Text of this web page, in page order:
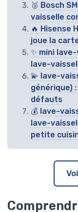
🥉 Bosch
vaisselle
🔥 Hisense
joue la
✨ mini
lave-
💫 lave-
générique)
défauts
💰 lave-
lave-
petite